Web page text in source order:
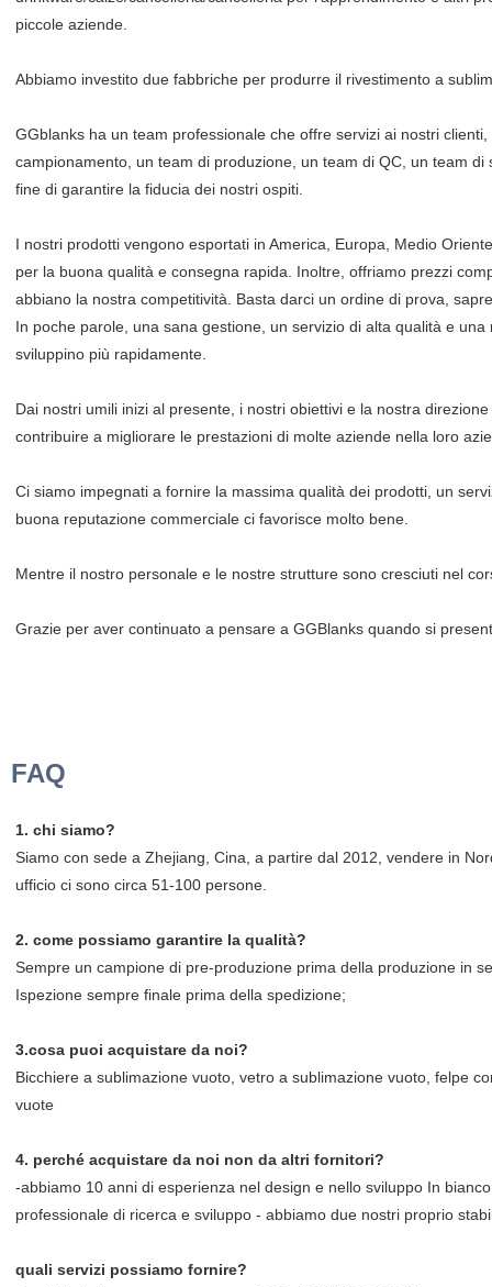
piccole aziende.
Abbiamo investito due fabbriche per produrre il rivestimento a
GGblanks ha un team professionale che offre servizi ai nostri
campionamento, un team di produzione, un team di QC, un team
fine di garantire la fiducia dei nostri ospiti.
I nostri prodotti vengono esportati in America, Europa, Medio
per la buona qualità e consegna rapida. Inoltre, offriamo prezzi
abbiano la nostra competitività. Basta darci un ordine di prova,
In poche parole, una sana gestione, un servizio di alta qualità e
sviluppino più rapidamente.
Dai nostri umili inizi al presente, i nostri obiettivi e la nostra
contribuire a migliorare le prestazioni di molte aziende nella loro
Ci siamo impegnati a fornire la massima qualità dei prodotti, un
buona reputazione commerciale ci favorisce molto bene.
Mentre il nostro personale e le nostre strutture sono cresciuti nel
Grazie per aver continuato a pensare a GGBlanks quando si
FAQ
1. chi siamo?
Siamo con sede a Zhejiang, Cina, a partire dal 2012, vendere in
ufficio ci sono circa 51-100 persone.
2. come possiamo garantire la qualità?
Sempre un campione di pre-produzione prima della produzione in
Ispezione sempre finale prima della spedizione;
3.cosa puoi acquistare da noi?
Bicchiere a sublimazione vuoto, vetro a sublimazione vuoto, felpe
vuote
4. perché acquistare da noi non da altri fornitori?
-abbiamo 10 anni di esperienza nel design e nello sviluppo In
professionale di ricerca e sviluppo - abbiamo due nostri proprio
quali servizi possiamo fornire?